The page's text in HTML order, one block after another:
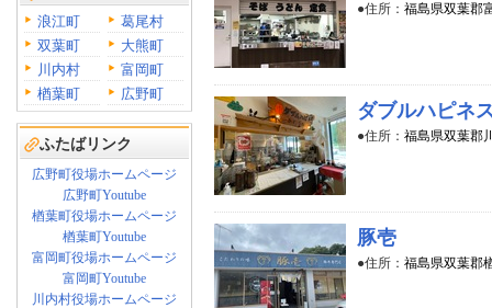
浪江町
葛尾村
双葉町
大熊町
川内村
富岡町
楢葉町
広野町
ふたばリンク
広野町役場ホームページ
広野町Youtube
楢葉町役場ホームページ
楢葉町Youtube
富岡町役場ホームページ
富岡町Youtube
川内村役場ホームページ
●住所： 福島県双葉郡
ダブルハピネ
●住所： 福島県双葉郡
豚壱
●住所： 福島県双葉郡